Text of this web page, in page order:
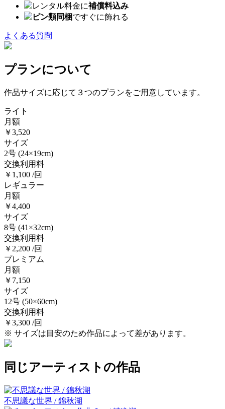
レンタル料金に補償料込み
ピン類同梱ですぐに飾れる
よくある質問
プランについて
作品サイズに応じて３つのプランをご用意しています。
ライト
月額
￥3,520
サイズ
2号 (24×19cm)
交換利用料
￥1,100 /回
レギュラー
月額
￥4,400
サイズ
8号 (41×32cm)
交換利用料
￥2,200 /回
プレミアム
月額
￥7,150
サイズ
12号 (50×60cm)
交換利用料
￥3,300 /回
※ サイズは目安のため作品によって差があります。
同じアーティストの作品
不思議な世界 / 錦秋湖